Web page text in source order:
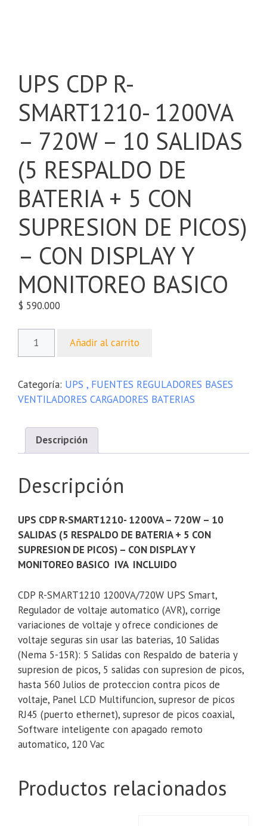
UPS CDP R-
SMART1210- 1200VA
– 720W – 10 SALIDAS
(5 RESPALDO DE
BATERIA + 5 CON
SUPRESION DE PICOS)
– CON DISPLAY Y
MONITOREO BASICO
$ 590.000
Añadir al carrito
Categoría: UPS , FUENTES REGULADORES BASES
VENTILADORES CARGADORES BATERIAS
Descripción
Descripción
UPS CDP R-SMART1210- 1200VA – 720W – 10
SALIDAS (5 RESPALDO DE BATERIA + 5 CON
SUPRESION DE PICOS) – CON DISPLAY Y
MONITOREO BASICO IVA INCLUIDO
CDP R-SMART1210 1200VA/720W UPS Smart,
Regulador de voltaje automatico (AVR), corrige
variaciones de voltaje y ofrece condiciones de
voltaje seguras sin usar las baterias, 10 Salidas
(Nema 5-15R): 5 Salidas con Respaldo de bateria y
supresion de picos, 5 salidas con supresion de picos,
hasta 560 Julios de proteccion contra picos de
voltaje, Panel LCD Multifuncion, supresor de picos
RJ45 (puerto ethernet), supresor de picos coaxial,
Software inteligente con apagado remoto
automatico, 120 Vac
Productos relacionados